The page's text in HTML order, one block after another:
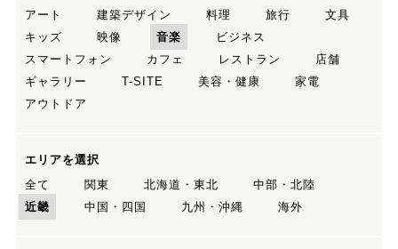
アート
建築デザイン 料理 旅行
文具
キッズ
映像 音楽
ビジネス
スマートフォン
カフェ レストラン
店舗
ギャラリー
T-SITE 美容・健康
家電
アウトドア
エリアを選択
全て
関東 北海道・東北
中部・北陸
近畿
中国・四国 九州・沖縄 海外